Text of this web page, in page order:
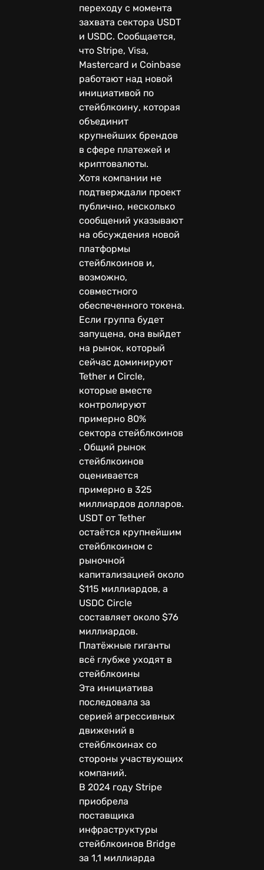
переходу с момента
захвата сектора USDT
и USDC. Сообщается,
что Stripe, Visa,
Mastercard и Coinbase
работают над новой
инициативой по
стейблкоину, которая
объединит
крупнейших брендов
в сфере платежей и
криптовалюты.
Хотя компании не
подтверждали проект
публично, несколько
сообщений указывают
на обсуждения новой
платформы
стейблкоинов и,
возможно,
совместного
обеспеченного токена.
Если группа будет
запущена, она выйдет
на рынок, который
сейчас доминируют
Tether и Circle,
которые вместе
контролируют
примерно 80%
сектора стейблкоинов
. Общий рынок
стейблкоинов
оценивается
примерно в 325
миллиардов долларов.
USDT от Tether
остаётся крупнейшим
стейблкоином с
рыночной
капитализацией около
$115 миллиардов, а
USDC Circle
составляет около $76
миллиардов.
Платёжные гиганты
всё глубже уходят в
стейблкоины
Эта инициатива
последовала за
серией агрессивных
движений в
стейблкоинах со
стороны участвующих
компаний.
В 2024 году Stripe
приобрела
поставщика
инфраструктуры
стейблкоинов Bridge
за 1,1 миллиарда